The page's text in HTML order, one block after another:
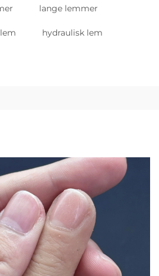
lange lemmer
hydraulisk lem